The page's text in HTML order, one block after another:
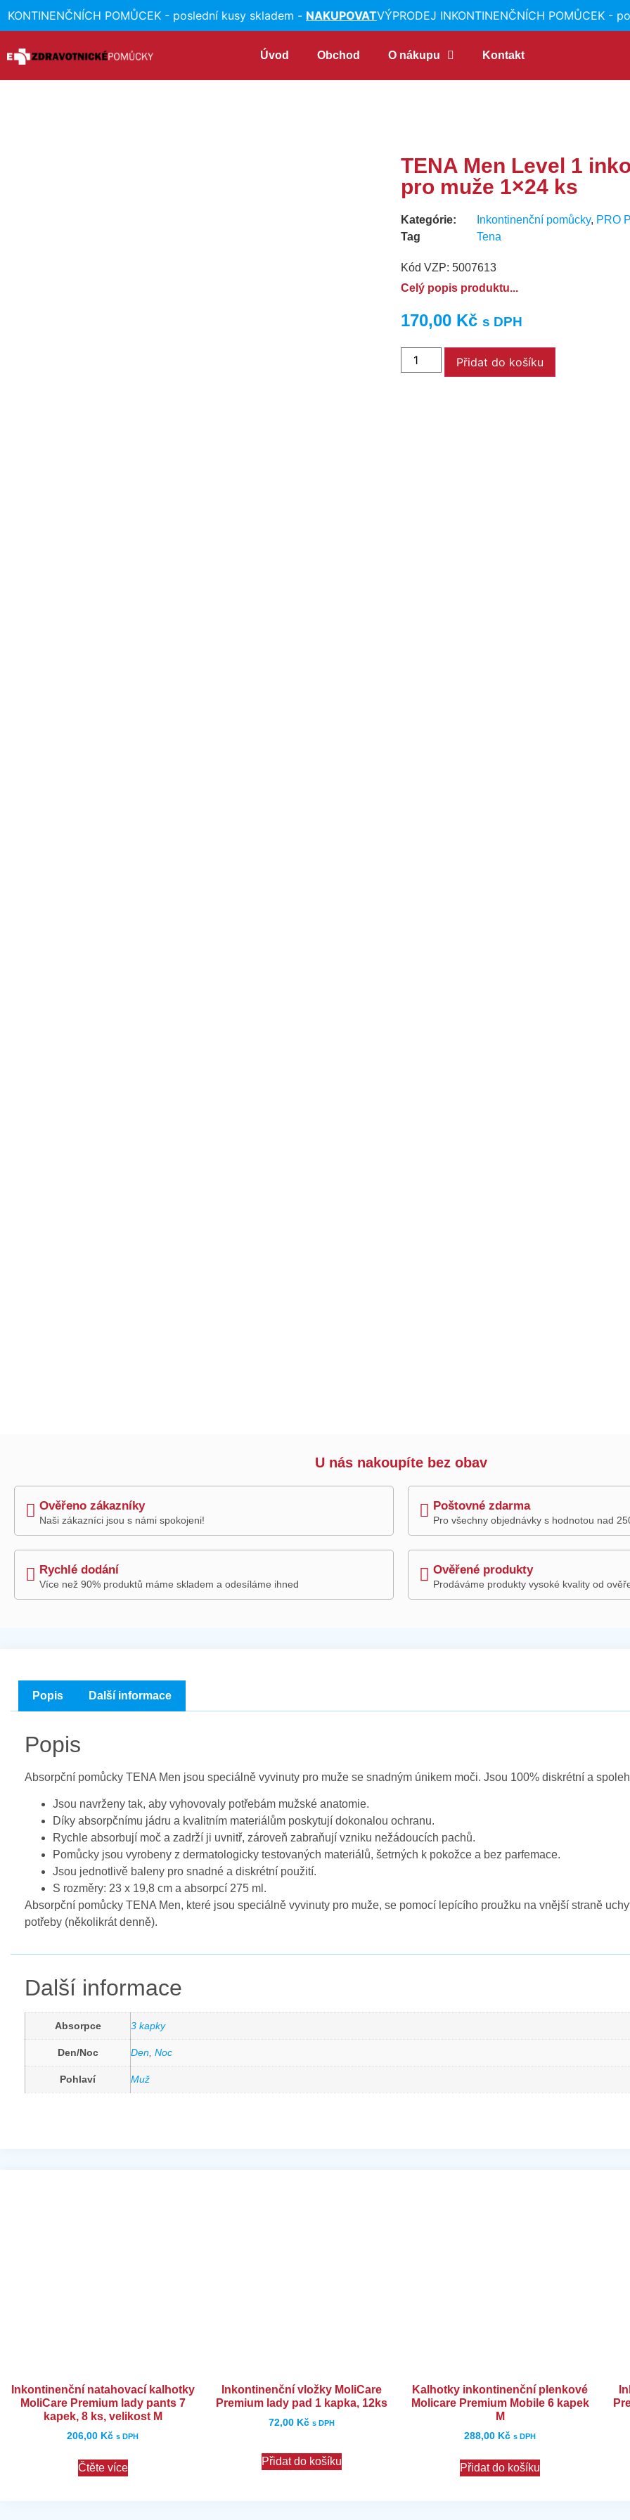
POMŮCEK - poslední kusy skladem - NAKUPOVATVÝPRODEJ INKONTINENČNÍCH POMŮCEK -
Úvod Obchod O nákupu Kontakt
TENA Men Level 1
pro muže 1×24 ks
Kategórie: Inkontinenční pomůcky, PRO
Tag
Tena
Kód VZP: 5007613
Celý popis produktu...
170,00 Kč s DPH
Přidat do košíku
U nás nakoupíte bez obav
Ověřeno zákazníky
Naši zákazníci jsou s námi spokojeni!
Rychlé dodání
Více než 90% produktů máme skladem a odesíláme ihned
Poštovné zdarma
Pro všechny objednávky s hodnotou nad
Ověřené produkty
Prodáváme produkty vysoké kvality od
Popis Další informace
Popis
Absorpční pomůcky TENA Men jsou speciálně vyvinuty pro muže se snadným únikem moči. Jsou 100% diskrétní a
Jsou navrženy tak, aby vyhovovaly potřebám mužské anatomie.
Díky absorpčnímu jádru a kvalitním materiálům poskytují dokonalou ochranu.
Rychle absorbují moč a zadrží ji uvnitř, zároveň zabraňují vzniku nežádoucích pachů.
Pomůcky jsou vyrobeny z dermatologicky testovaných materiálů, šetrných k pokožce a bez parfemace.
Jsou jednotlivě baleny pro snadné a diskrétní použití.
S rozměry: 23 x 19,8 cm a absorpcí 275 ml.
Absorpční pomůcky TENA Men, které jsou speciálně vyvinuty pro muže, se pomocí lepícího proužku na vnější straně
potřeby (několikrát denně).
Další informace
Absorpce 3 kapky
Den/Noc Den, Noc
Pohlaví Muž
Inkontinenční natahovací kalhotky
MoliCare Premium lady pants 7
kapek, 8 ks, velikost M
206,00 Kč s DPH
Čtěte více
Inkontinenční vložky MoliCare
Premium lady pad 1 kapka, 12ks
72,00 Kč s DPH
Přidat do košíku
Kalhotky inkontinenční plenkové
Molicare Premium Mobile 6 kapek
M
288,00 Kč s DPH
Přidat do košíku